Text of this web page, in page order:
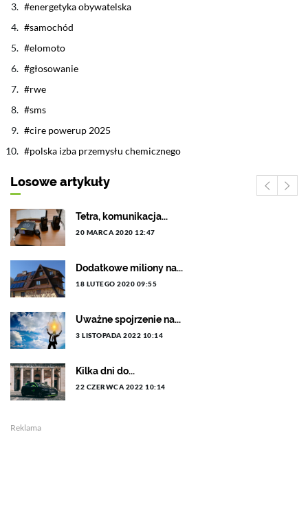
energetyka obywatelska
samochód
elomoto
głosowanie
rwe
sms
cire powerup 2025
polska izba przemysłu chemicznego
Losowe artykuły
Tetra, komunikacja...
20 MARCA 2020 12:47
Dodatkowe miliony na...
18 LUTEGO 2020 09:55
Uważne spojrzenie na...
3 LISTOPADA 2022 10:14
Kilka dni do...
22 CZERWCA 2022 10:14
Reklama